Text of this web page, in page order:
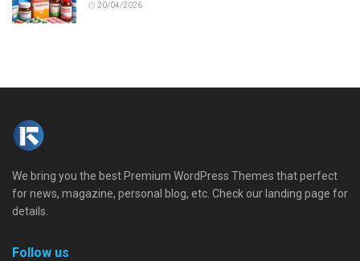
20/04/2026
We bring you the best Premium WordPress Themes that perfect
for news, magazine, personal blog, etc. Check our landing page for
details.
Follow us